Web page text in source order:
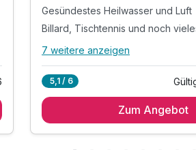
Gesündestes Heilwasser und Luft
Billard, Tischtennis und noch
Alle Inklusivleistungen
Schönes Panorama über den
7 weitere anzeigen
5,1 / 6
Zum Angebot